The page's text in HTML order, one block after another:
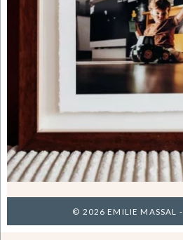
© 2026 EMILIE MASSAL -